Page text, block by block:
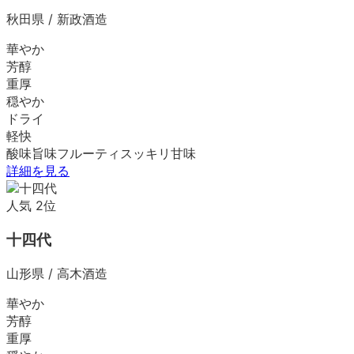
秋田県 / 新政酒造
華やか
芳醇
重厚
穏やか
ドライ
軽快
酸味旨味フルーティ スッキリ 甘味
詳細を見る
人気 2位
十四代
山形県 / 高木酒造
華やか
芳醇
重厚